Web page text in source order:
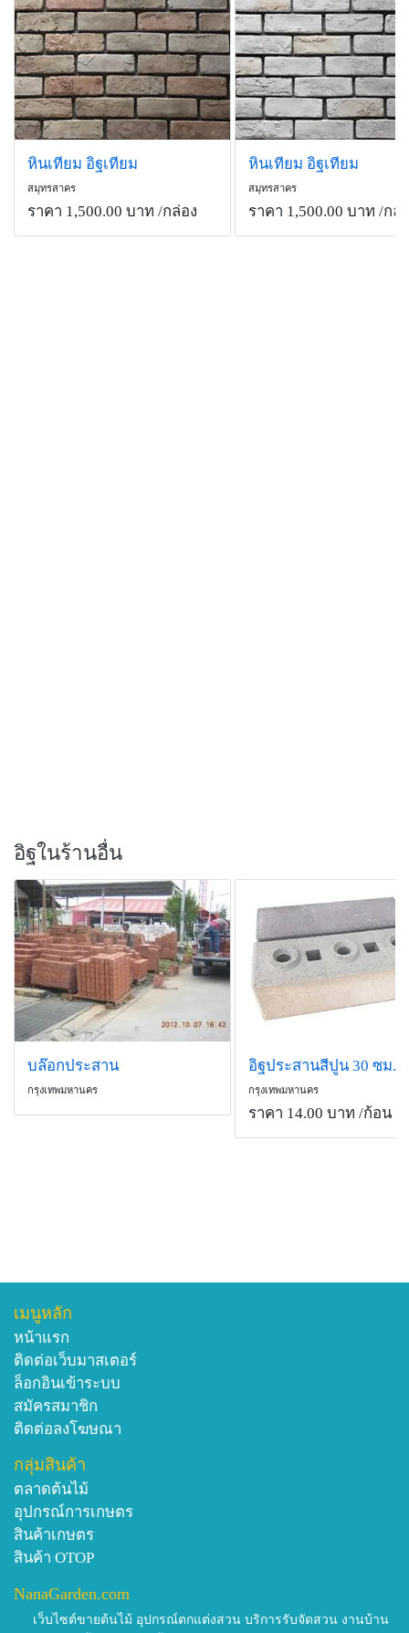
หินเทียม อิฐเทียม
สมุทรสาคร
ราคา 1,500.00 บาท /กล่อง
หินเทียม อิฐเทียม
สมุทรสาคร
ราคา 1,500.00 บาท /กล่
อิฐในร้านอื่น
บล๊อกประสาน
กรุงเทพมหานคร
อิฐประสานสีปูน 30 ซม.
กรุงเทพมหานคร
ราคา 14.00 บาท /ก้อน
เมนูหลัก
หน้าแรก
ติดต่อเว็บมาสเตอร์
ล็อกอินเข้าระบบ
สมัครสมาชิก
ติดต่อลงโฆษณา
กลุ่มสินค้า
ตลาดต้นไม้
อุปกรณ์การเกษตร
สินค้าเกษตร
สินค้า OTOP
NanaGarden.com
เว็บไซต์ขายต้นไม้ อุปกรณ์ตกแต่งสวน บริการรับจัดสวน งานบ้าน